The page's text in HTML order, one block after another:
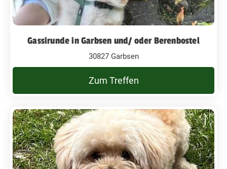
Gassirunde in Garbsen und/ oder Berenbostel
30827 Garbsen
Zum Treffen